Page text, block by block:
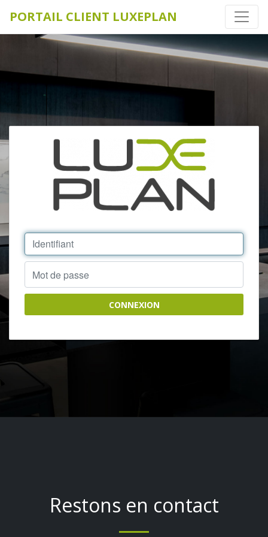
PORTAIL CLIENT LUXEPLAN
CONNEXION
Restons en contact